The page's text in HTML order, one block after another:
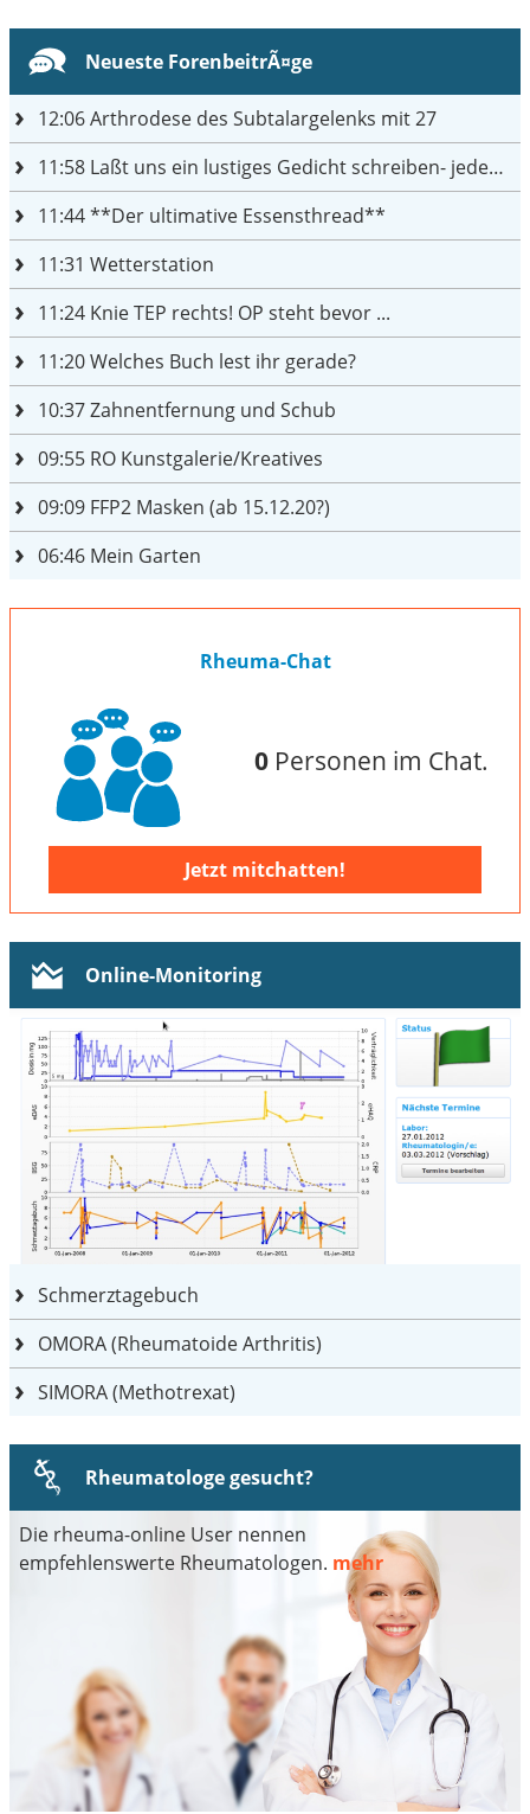
Neueste ForenbeitrÃ¤ge
12:06Arthrodese des Subtalargelenks mit 27
11:58 Laßt uns ein lustiges Gedicht schreiben- jeder einen Satz
11:44**Der ultimative Essensthread**
11:31 Wetterstation
11:24 Knie TEP rechts! OP steht bevor ...
11:20Welches Buch lest ihr gerade?
10:37Zahnentfernung und Schub
09:55 RO Kunstgalerie/Kreatives
09:09 FFP2 Masken (ab 15.12.20?)
06:46 Mein Garten
Rheuma-Chat
0Personen im Chat.
Jetzt mitchatten!
Online-Monitoring
Schmerztagebuch
OMORA (Rheumatoide Arthritis)
SIMORA (Methotrexat)
Rheumatologe gesucht?
Die rheuma-online User nennen
empfehlenswerte Rheumatologen. mehr